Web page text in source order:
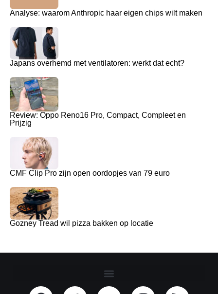
Analyse: waarom Anthropic haar eigen chips wilt maken
Japans overhemd met ventilatoren: werkt dat echt?
Review: Oppo Reno16 Pro, Compact, Compleet en
Prijzig
CMF Clip Pro zijn open oordopjes van 79 euro
Gozney Tread wil pizza bakken op locatie